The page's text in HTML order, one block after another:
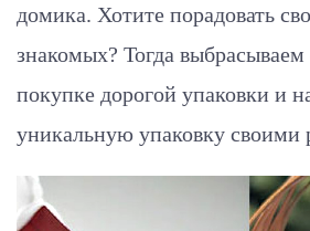
домика. Хотите порадовать
знакомых? Тогда
покупке дорогой упаковки и
уникальную упаковку своими